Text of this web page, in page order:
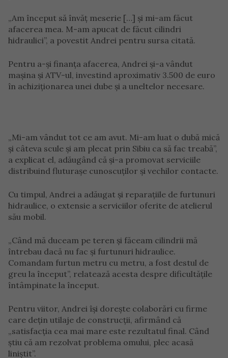
„Am început să învăț meserie […] și mi-am făcut
afacerea mea. M-am apucat de făcut cilindri
hidraulici”, a povestit Andrei pentru sursa citată.
Pentru a-și finanța afacerea, Andrei și-a vândut
mașina și ATV-ul, investind aproximativ 3.500 de euro
în achiziționarea unei dube și a uneltelor necesare.
„Mi-am vândut tot ce am avut. Mi-am luat o dubă mică
și câteva scule și am plecat prin Sibiu ca să fac treabă”,
a explicat el, adăugând că și-a promovat serviciile
distribuind fluturașe cunoscuților și vechilor contacte.
Cu timpul, Andrei a adăugat și reparațiile de furtunuri
hidraulice, o extensie a serviciilor oferite de atelierul
său mobil.
„Când mă duceam pe teren și făceam cilindrii mă
întrebau dacă nu fac și furtunuri hidraulice.
Comandam furtun metru cu metru, a fost destul de
greu la început”, relatează acesta despre dificultățile
întâmpinate la început.
Pentru viitor, Andrei își dorește colaborări cu firme
care dețin utilaje de construcții, afirmând că
„satisfacția cea mai mare este rezultatul final. Când
știu că am rezolvat problema omului, plec acasă
liniștit”.